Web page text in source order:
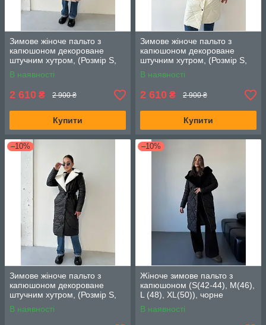
Зимове жіноче пальто з
капюшоном декороване
штучним хутром, (Розмір S,
M, L), Бежевий
В наявності
2 610 ₴ 2 900 ₴
Купити
Зимове жіноче пальто з
капюшоном декороване
штучним хутром, (Розмір S,
M, L), Білий
В наявності
2 610 ₴ 2 900 ₴
Купити
–10%
Зимове жіноче пальто з
капюшоном декороване
штучним хутром, (Розмір S,
M, L), Чорний
В наявності
–10%
Жіноче зимове пальто з
капюшоном (S(42-44), M(46),
L (48), XL(50)), чорне
В наявності